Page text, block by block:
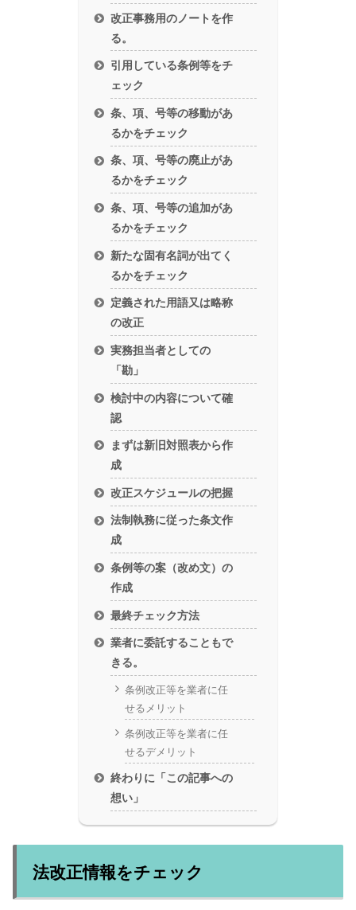
改正事務用のノートを作
る。
引用している条例等をチ
ェック
条、項、号等の移動があ
るかをチェック
条、項、号等の廃止があ
るかをチェック
条、項、号等の追加があ
るかをチェック
新たな固有名詞が出てく
るかをチェック
定義された用語又は略称
の改正
実務担当者としての
「勘」
検討中の内容について確
認
まずは新旧対照表から作
成
改正スケジュールの把握
法制執務に従った条文作
成
条例等の案（改め文）の
作成
最終チェック方法
業者に委託することもで
きる。
条例改正等を業者に任
せるメリット
条例改正等を業者に任
せるデメリット
終わりに「この記事への
想い」
法改正情報をチェック